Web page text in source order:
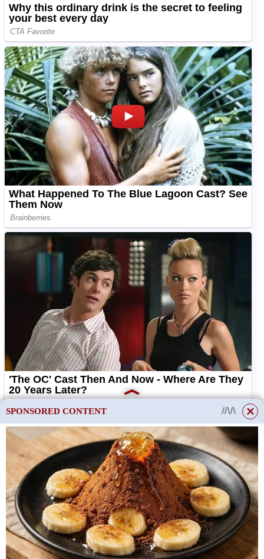
SPONSORED CONTENT